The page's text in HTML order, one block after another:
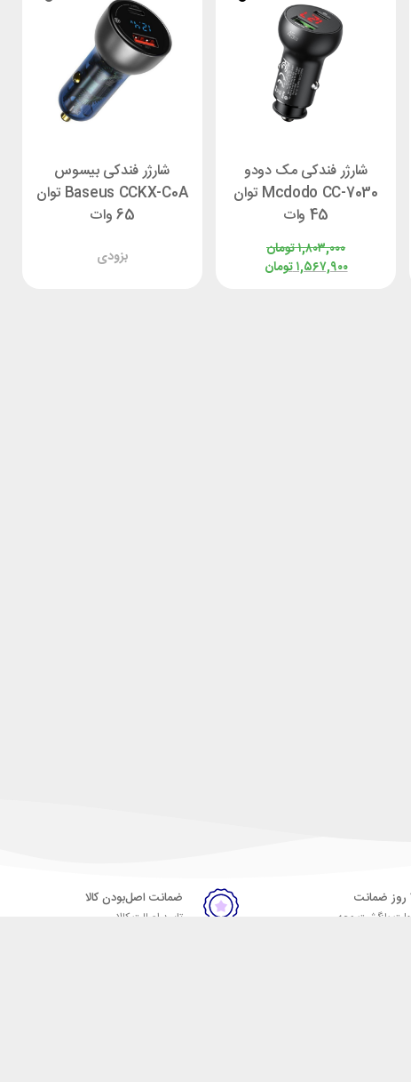
شارژر فندکی مک دودو
Mcdodo CC-7030 توان
45 وات
تومان۱,۸۰۳,۰۰۰
تومان۱,۵۶۷,۹۰۰
شارژر فندکی بیسوس
Baseus CCKX-C0A توان
65 وات
بزودی
مهلت بازگشت وجه
ضمانت اصل‌بودن کالا
تایید اصالت کالا